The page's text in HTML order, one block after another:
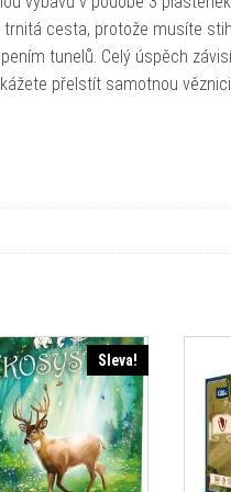
trnitá cesta, protože musíte
tunelů. Celý úspěch
přelstít samotnou
Sleva!